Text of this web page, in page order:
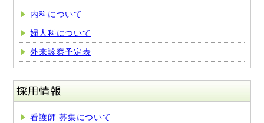
内科について
婦人科について
外来診察予定表
採用情報
看護師 募集について